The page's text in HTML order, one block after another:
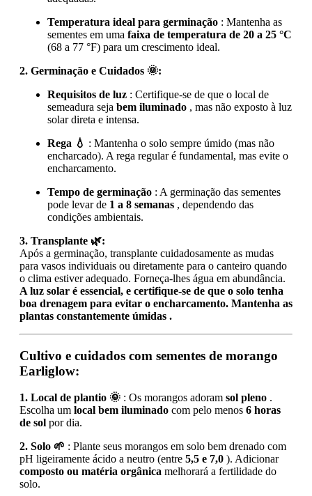
Temperatura ideal para germinação : Mantenha as
sementes em uma faixa de temperatura de 20 a 25 °C
(68 a 77 °F) para um crescimento ideal.
2. Germinação e Cuidados 🌞:
Requisitos de luz : Certifique-se de que o local de
semeadura seja bem iluminado , mas não exposto à luz
solar direta e intensa.
Rega 💧 : Mantenha o solo sempre úmido (mas não
encharcado). A rega regular é fundamental, mas evite o
encharcamento.
Tempo de germinação : A germinação das sementes
pode levar de 1 a 8 semanas , dependendo das
condições ambientais.
3. Transplante 🌿:
Após a germinação, transplante cuidadosamente as mudas
para vasos individuais ou diretamente para o canteiro quando
o clima estiver adequado. Forneça-lhes água em abundância.
A luz solar é essencial, e certifique-se de que o solo tenha
boa drenagem para evitar o encharcamento. Mantenha as
plantas constantemente úmidas .
Cultivo e cuidados com sementes de morango
Earliglow:
1. Local de plantio 🌞 : Os morangos adoram sol pleno .
Escolha um local bem iluminado com pelo menos 6 horas
de sol por dia.
2. Solo 🌱 : Plante seus morangos em solo bem drenado com
pH ligeiramente ácido a neutro (entre 5,5 e 7,0 ). Adicionar
composto ou matéria orgânica melhorará a fertilidade do
solo.